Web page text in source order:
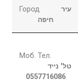
Город
עיר
חיפה
Моб. Тел.
טל' נייד
0557716086